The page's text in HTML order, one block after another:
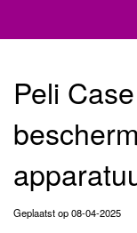
Peli
Geplaatst op 08-04-2025